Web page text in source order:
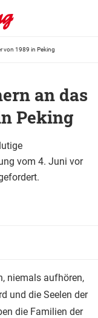
von 1989 in Peking
an das
Peking
vom 4. Juni vor
niemals aufhören,
und die Seelen der
die Familien der